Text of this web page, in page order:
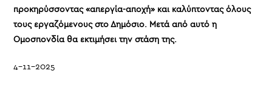
προκηρύσσοντας «απεργία-αποχή» και καλύπτοντας όλους
τους εργαζόμενους στο Δημόσιο. Μετά από αυτό η
Ομοσπονδία θα εκτιμήσει την στάση της.
4-11-2025